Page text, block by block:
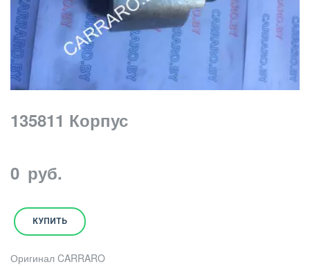
135811 Корпус
0 руб.
КУПИТЬ
Оригинал CARRARO